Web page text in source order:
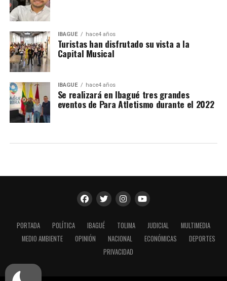
IBAGUÉ hace4 años
Turistas han disfrutado su vista a la
Capital Musical
IBAGUÉ hace4 años
Se realizará en Ibagué tres grandes
eventos de Para Atletismo durante el 2022
PORTADA POLÍTICA IBAGUÉ TOLIMA JUDICIAL
MULTIMEDIA
MEDIO AMBIENTE
OPINIÓN NACIONAL ECONÓMICAS
DEPORTES
PRIVACIDAD